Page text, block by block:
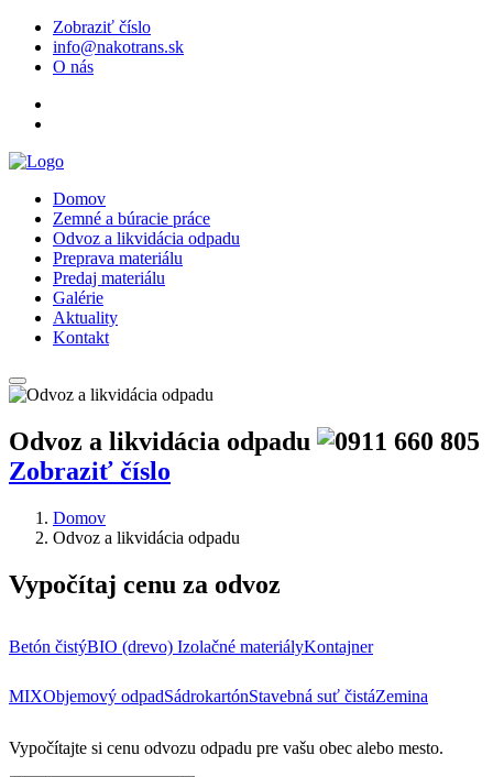
Zobraziť číslo
info@nakotrans.sk
O nás
Domov
Zemné a búracie práce
Odvoz a likvidácia odpadu
Preprava materiálu
Predaj materiálu
Galérie
Aktuality
Kontakt
Odvoz a likvidácia odpadu
Zobraziť číslo
Domov
Odvoz a likvidácia odpadu
Vypočítaj cenu za odvoz
Betón čistýBIO (drevo) Izolačné materiályKontajner
MIXObjemový odpadSádrokartónStavebná suť čistáZemina
Vypočítajte si cenu odvozu odpadu pre vašu obec alebo mesto.